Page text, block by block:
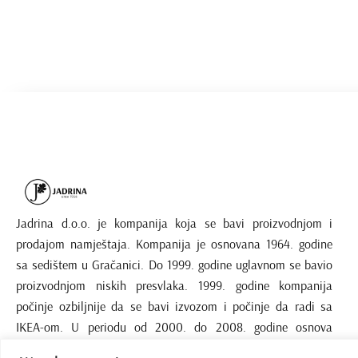
Jadrina d.o.o. je kompanija koja se bavi proizvodnjom i
prodajom namještaja. Kompanija je osnovana 1964. godine
sa sedištem u Gračanici. Do 1999. godine uglavnom se bavio
proizvodnjom niskih presvlaka. 1999. godine kompanija
počinje ozbiljnije da se bavi izvozom i počinje da radi sa
IKEA-om. U periodu od 2000. do 2008. godine osnova